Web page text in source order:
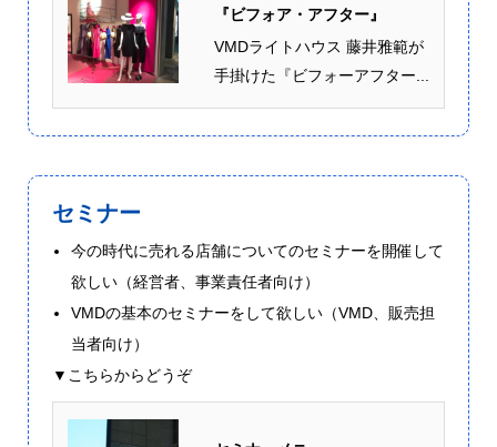
『ビフォア・アフター』
VMDライトハウス 藤井雅範が
手掛けた『ビフォーアフター...
セミナー
今の時代に売れる店舗についてのセミナーを開催して
欲しい（経営者、事業責任者向け）
VMDの基本のセミナーをして欲しい（VMD、販売担
当者向け）
▼こちらからどうぞ